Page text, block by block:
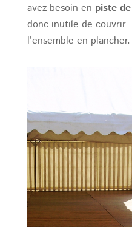
avez besoin en piste
donc inutile de couvrir
l’ensemble en plancher.